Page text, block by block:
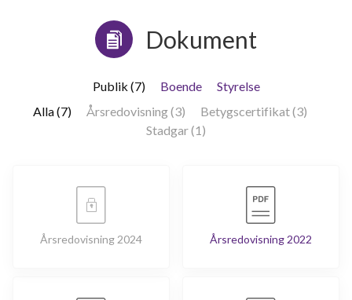
Dokument
Publik (7) Boende
Styrelse
Alla (7)
Årsredovisning (3)
Betygscertifikat (3)
Stadgar (1)
Årsredovisning 2024 Årsredovisning 2022